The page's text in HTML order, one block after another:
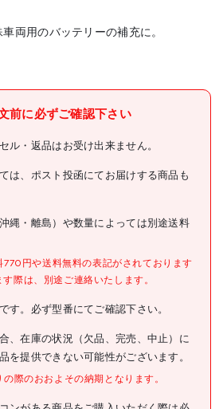
両用のバッテリーの補充に。
KYK
KYK バッテリー補充液 ジャ
ンボ 1L
01-001
●容量(ml):1000
●容量(L):1
●精製水100％
日本
前に必ずご確認下さい
ル・返品はお受け出来ません。
は、ポスト投函にてお届けする商品も
縄・離島）や数量によっては別途送料
円や送料無料の表記がされております
際は、別途ご連絡いたします。
す。必ず型番にてご確認下さい。
、在庫の状況（欠品、完売、中止）に
を提供できない可能性がございます。
際のおおよその納期となります。